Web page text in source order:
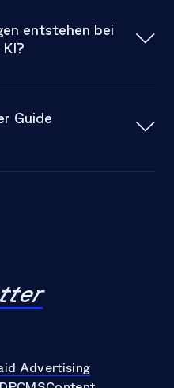
entstehen bei
Guide
Advertising